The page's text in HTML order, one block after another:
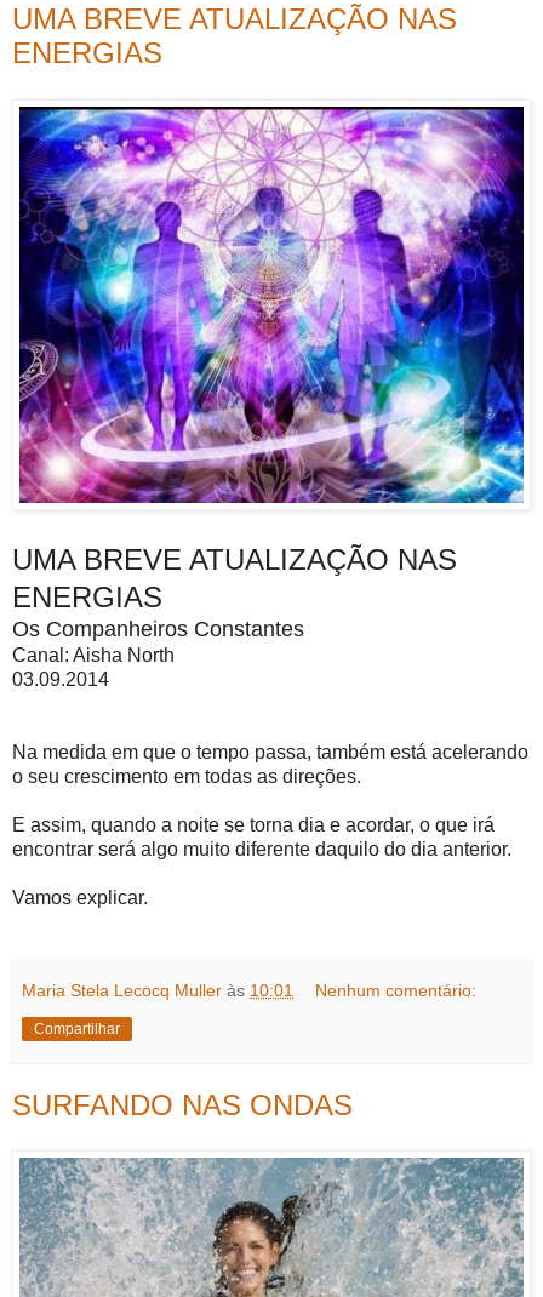
UMA BREVE ATUALIZAÇÃO NAS
ENERGIAS
UMA BREVE ATUALIZAÇÃO NAS
ENERGIAS
Os Companheiros Constantes
Canal: Aisha North
03.09.2014
Na medida em que o tempo passa, também está acelerando
o seu crescimento em todas as direções.
E assim, quando a noite se torna dia e acordar, o que irá
encontrar será algo muito diferente daquilo do dia anterior.
Vamos explicar.
Maria Stela Lecocq Muller às 10:01 Nenhum comentário:
Compartilhar
SURFANDO NAS ONDAS